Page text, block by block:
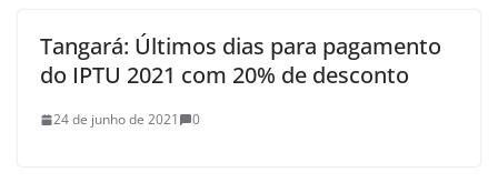
Tangará: Últimos dias para pagamento
do IPTU 2021 com 20% de desconto
24 de junho de 2021 0